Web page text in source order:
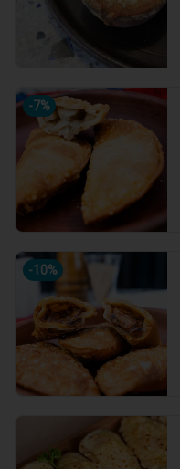
-7%
-10%